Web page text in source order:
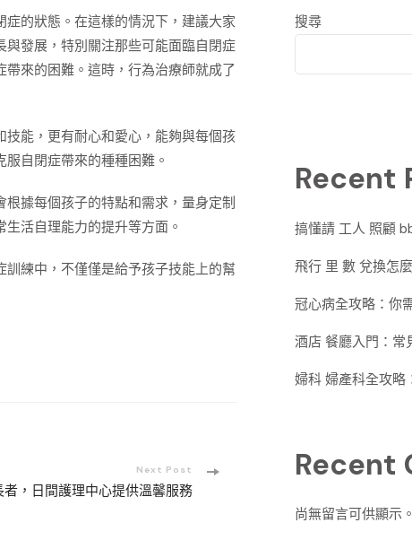
的狀態。在這樣的情況下，建議大家
發展，特別關注那些可能面臨自閉症
來的困難。這時，行為治療師就成了
能，更有耐心和愛心，能夠與每個孩
自閉症帶來的種種困難。
根據每個孩子的特點和需求，量身定制
活自理能力的提升等方面。
練中，不僅僅是給予孩子技能上的幫
Next Post
者，日間護理中心提供溫馨服務
搜尋
Recent
搞懂請 工人 照顧
飛行 里 數 兌換怎
冠心病全攻略：你
酒店 餐廳入門：常
婦科 婦產科全攻略
Recent
尚無留言可供顯示。